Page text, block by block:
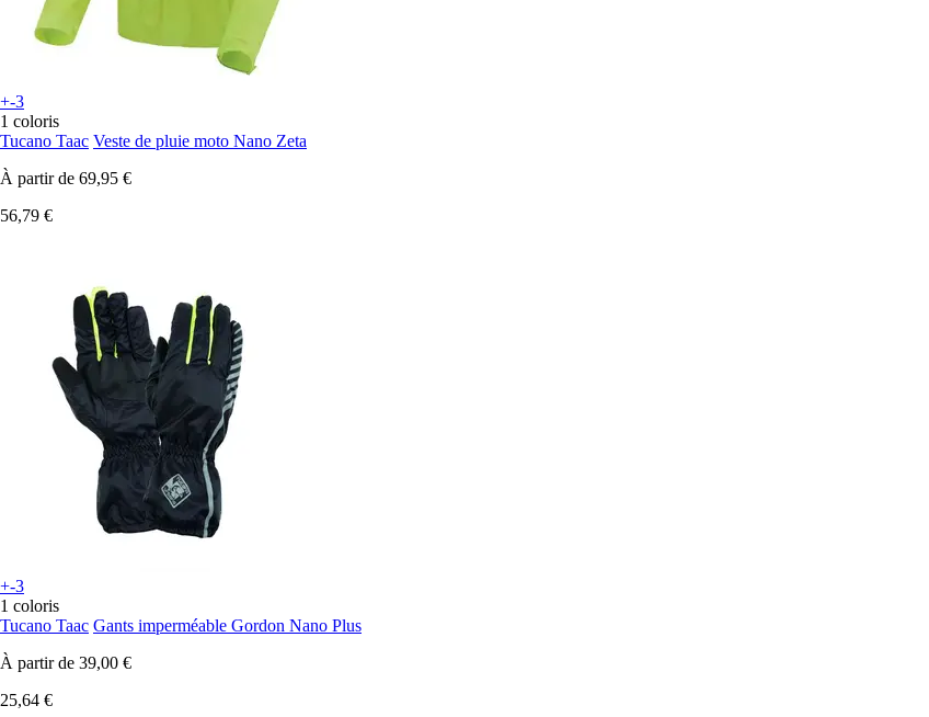
+-3
1 coloris
Tucano Taac Veste de pluie moto Nano Zeta
À partir de 69,95 €
56,79 €
+-3
1 coloris
Tucano Taac Gants imperméable Gordon Nano Plus
À partir de 39,00 €
25,64 €